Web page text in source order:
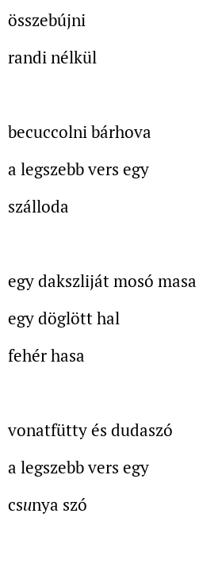
összebújni
randi nélkül
becuccolni bárhova
a legszebb vers egy
szálloda
egy dakszliját mosó masa
egy döglött hal
fehér hasa
vonatfütty és dudaszó
a legszebb vers egy
csunya szó